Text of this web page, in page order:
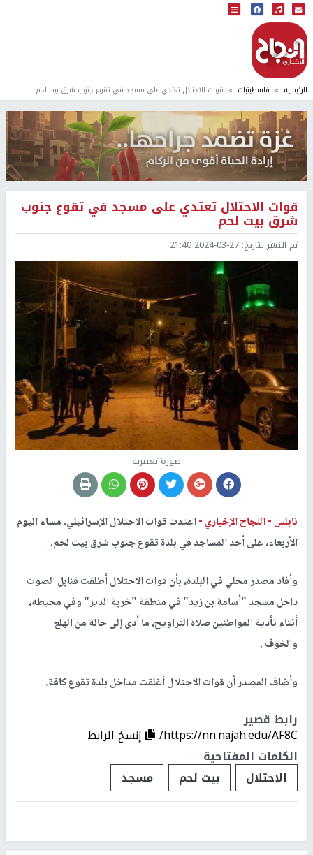
البث المباشر
إذاعة النجاح
الرئيسية فلسطينيات قوات الاحتلال تعتدي على مسجد في تقوع جنوب شرق بيت لحم
قوات الاحتلال تعتدي على مسجد في تقوع جنوب
شرق بيت لحم
تم النشر بتاريخ: 2024-03-27 21:40
صورة تعبيرية
نابلس -النجاح الإخباري -اعتدت قوات الاحتلال الإسرائيلي، مساء اليوم
الأربعاء، على أحد المساجد في بلدة تقوع جنوب شرق بيت لحم.
وأفاد مصدر محلي في البلدة، بأن قوات الاحتلال أطلقت قنابل الصوت
داخل مسجد "أسامة بن زيد" في منطقة "خربة الدير" وفي محيطه،
أثناء تأدية المواطنين صلاة التراويح، ما أدى إلى حالة من الهلع
والخوف .
وأضاف المصدر أن قوات الاحتلال أغلقت مداخل بلدة تقوع كافة.
رابط قصير
https://nn.najah.edu/AF8C/
إنسخ الرابط
الكلمات المفتاحية
الاحتلال
بيت لحم مسجد